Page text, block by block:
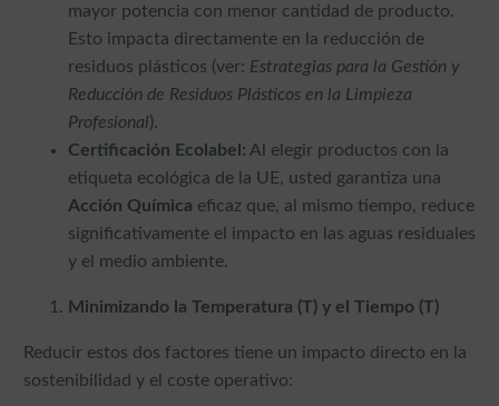
mayor potencia con menor cantidad de producto.
Esto impacta directamente en la reducción de
residuos plásticos (ver: Estrategias para la Gestión y
Reducción de Residuos Plásticos en la Limpieza
Profesional).
Certificación Ecolabel: Al elegir productos con la
etiqueta ecológica de la UE, usted garantiza una
Acción Química eficaz que, al mismo tiempo, reduce
significativamente el impacto en las aguas residuales
y el medio ambiente.
Minimizando la Temperatura (T) y el Tiempo (T)
Reducir estos dos factores tiene un impacto directo en la
sostenibilidad y el coste operativo: